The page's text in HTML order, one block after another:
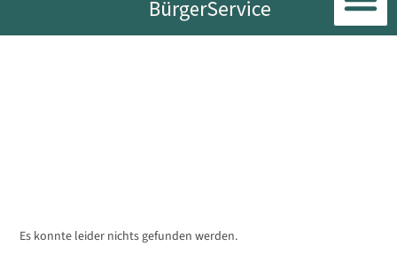
Es konnte leider nichts gefunden werden.